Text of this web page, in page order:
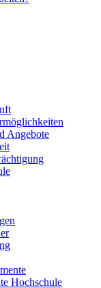
Angebote
Hochschule